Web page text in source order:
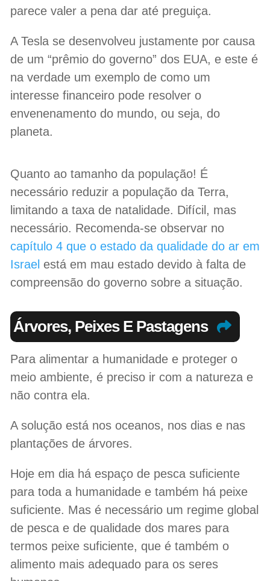
parece valer a pena dar até preguiça.
A Tesla se desenvolveu justamente por causa
de um “prêmio do governo” dos EUA, e este é
na verdade um exemplo de como um
interesse financeiro pode resolver o
envenenamento do mundo, ou seja, do
planeta.
Quanto ao tamanho da população! É
necessário reduzir a população da Terra,
limitando a taxa de natalidade. Difícil, mas
necessário. Recomenda-se observar no
capítulo 4 que o estado da qualidade do ar em
Israel está em mau estado devido à falta de
compreensão do governo sobre a situação.
Árvores, Peixes E Pastagens
Para alimentar a humanidade e proteger o
meio ambiente, é preciso ir com a natureza e
não contra ela.
A solução está nos oceanos, nos dias e nas
plantações de árvores.
Hoje em dia há espaço de pesca suficiente
para toda a humanidade e também há peixe
suficiente. Mas é necessário um regime global
de pesca e de qualidade dos mares para
termos peixe suficiente, que é também o
alimento mais adequado para os seres